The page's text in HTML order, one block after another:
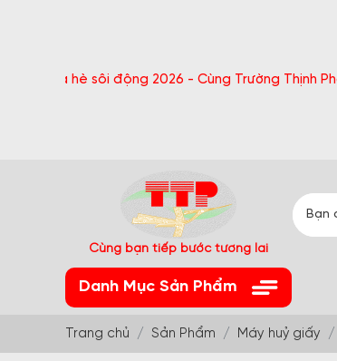
hè sôi động 2026 - Cùng Trường Thịnh Phát -
Cùng bạn tiếp bước tương lai
Danh Mục Sản Phẩm
Trang chủ Sản Phẩm Máy huỷ giấy